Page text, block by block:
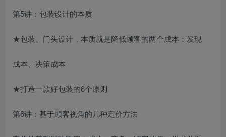
第5讲：包装设计的本质
★包装、门头设计，本质就是降低顾客的两个成本：发现
成本、决策成本
★打造一款好包装的6个原则
第6讲：基于顾客视角的几种定价方法